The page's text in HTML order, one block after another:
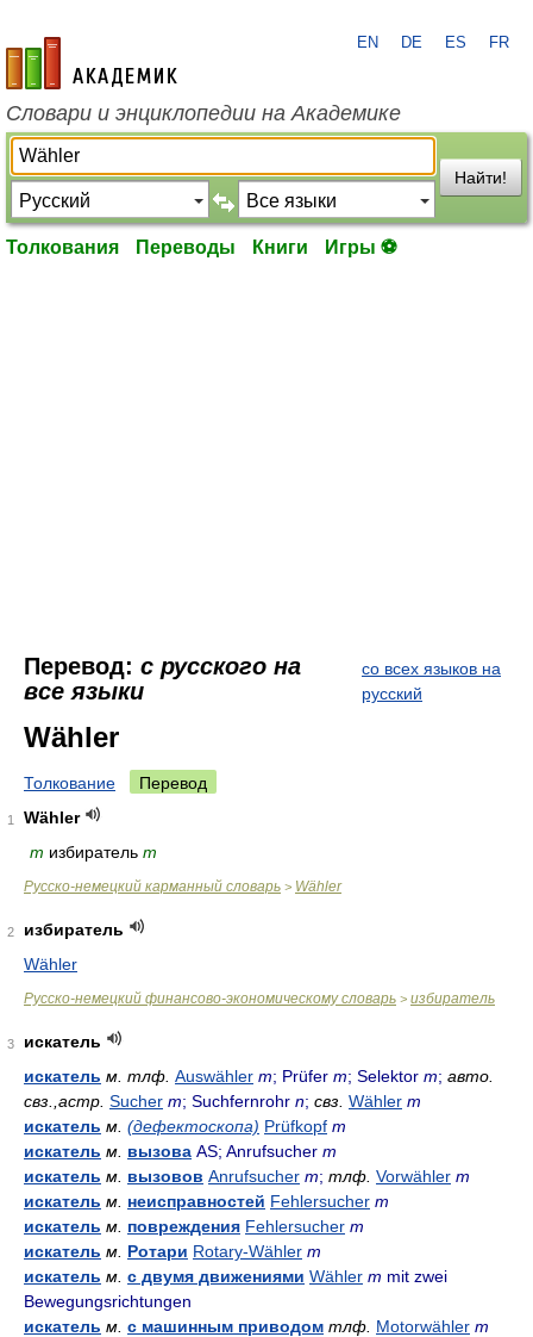
academic.ru
EN DE ES FR
Словари и энциклопедии на Академике
Найти!
Толкования Переводы Книги Игры ⚽
Перевод: с русского на
все языки
со всех языков на
русский
Wähler
Толкование Перевод
1
Wähler
m избиратель m
Русско-немецкий карманный словарь > Wähler
2
избиратель
Wähler
Русско-немецкий финансово-экономическому словарь > избиратель
3
искатель
искатель м. тлф. Auswähler m; Prüfer m; Selektor m; авто.
свз.,астр. Sucher m; Suchfernrohr n; свз. Wähler m
искатель м. (дефектоскопа) Prüfkopf m
искатель м. вызова AS; Anrufsucher m
искатель м. вызовов Anrufsucher m; тлф. Vorwähler m
искатель м. неисправностей Fehlersucher m
искатель м. повреждения Fehlersucher m
искатель м. Ротари Rotary-Wähler m
искатель м. с двумя движениями Wähler m mit zwei
Bewegungsrichtungen
искатель м. с машинным приводом тлф. Motorwähler m